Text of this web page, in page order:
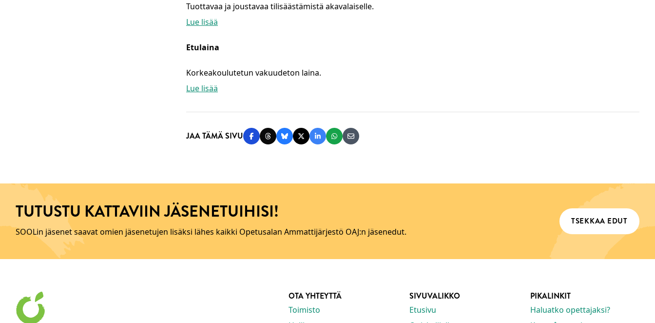
Tuottavaa ja joustavaa tilisäästämistä akavalaiselle.
Lue lisää
Etulaina
Korkeakoulutetun vakuudeton laina.
Lue lisää
JAA TÄMÄ SIVU Jaa Facebookissa
Jaa Threadsissa
Jaa Blueskyssä
Jaa Twitterissä
Jaa LinkedInissä
Jaa WhatsAppissa
Jaa sähköpostitse
TUTUSTU KATTAVIIN JÄSENETUIHISI!
SOOLin jäsenet saavat omien jäsenetujen lisäksi lähes kaikki Opetusalan Ammattijärjestö OAJ:n jäsenedut.
TSEKKAA EDUT
OTA YHTEYTTÄ
Toimisto
SIVUVALIKKO
Etusivu
PIKALINKIT
Haluatko opettajaksi?